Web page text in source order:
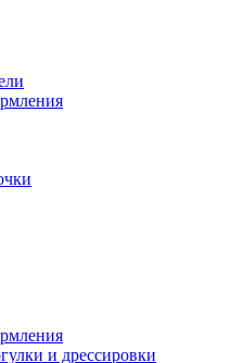
и дрессировки